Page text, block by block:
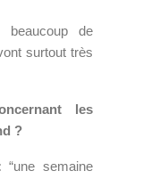
beaucoup de
surtout très
les
?
“une semaine